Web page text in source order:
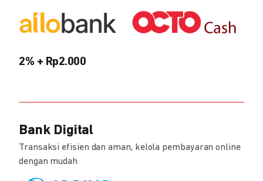
2% + Rp2.000
Bank Digital
Transaksi efisien dan aman, kelola pembayaran online
dengan mudah